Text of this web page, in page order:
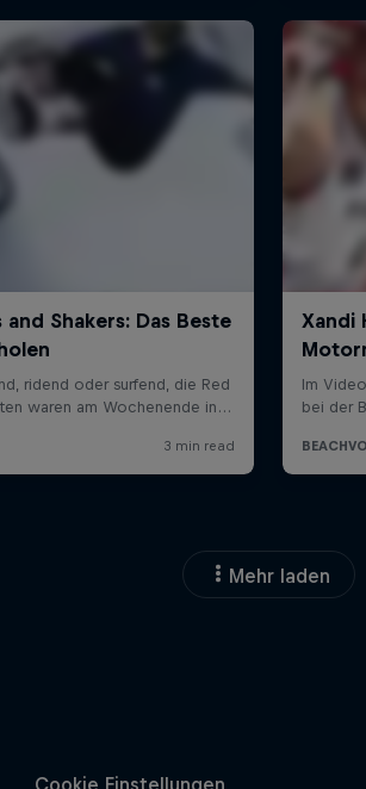
Mehr laden